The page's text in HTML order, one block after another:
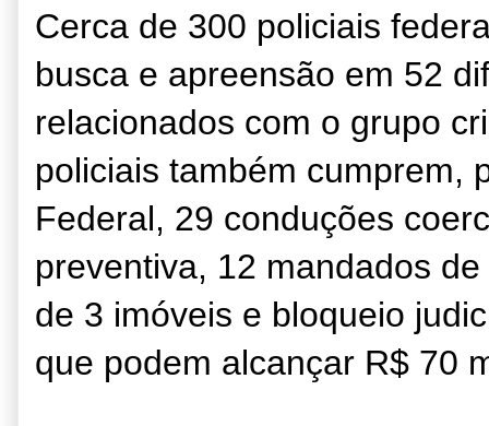
Cerca de 300 policiais
busca e apreensão em 52
relacionados com o grupo
policiais também cumprem,
Federal, 29 conduções
preventiva, 12 mandados
de 3 imóveis e bloqueio
que podem alcançar R$ 70